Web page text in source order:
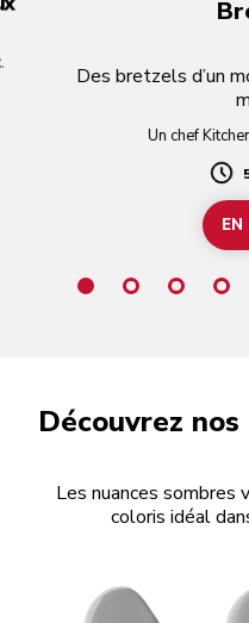
Des bretzels d’un
Un chef
EN
Découvrez
Les nuances
coloris idéal